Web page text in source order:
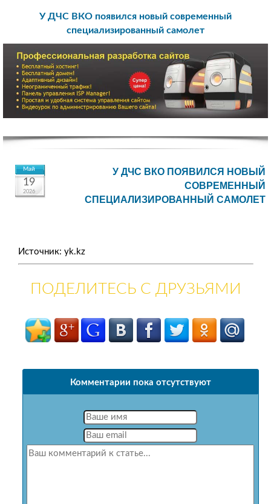
У ДЧС ВКО появился новый современный
специализированный самолет
Май
19
2026
У ДЧС ВКО ПОЯВИЛСЯ НОВЫЙ
СОВРЕМЕННЫЙ
СПЕЦИАЛИЗИРОВАННЫЙ САМОЛЕТ
Источник: yk.kz
ПОДЕЛИТЕСЬ С ДРУЗЬЯМИ
Комментарии пока отсутствуют